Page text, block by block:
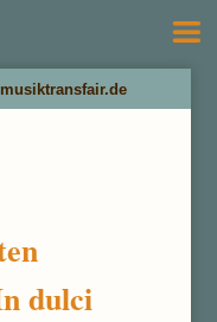
dulci